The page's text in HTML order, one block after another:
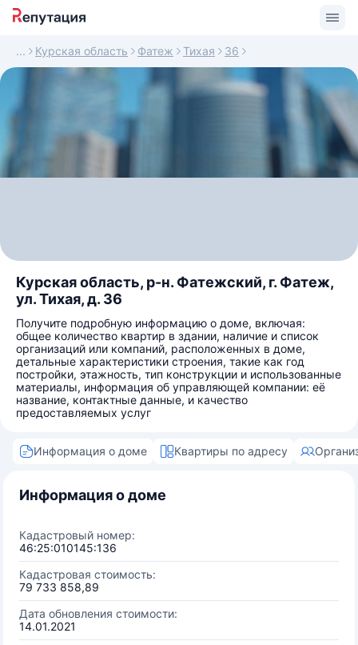
Курская область Фатеж Тихая 36
Курская область, р-н. Фатежский, г. Фатеж,
ул. Тихая, д. 36
Получите подробную информацию о доме, включая:
общее количество квартир в здании, наличие и список
организаций или компаний, расположенных в доме,
детальные характеристики строения, такие как год
постройки, этажность, тип конструкции и использованные
материалы, информация об управляющей компании: её
название, контактные данные, и качество
предоставляемых услуг
Информация о доме Квартиры по адресу
Информация о доме
Кадастровый номер:
46:25:010145:136
Кадастровая стоимость:
79 733 858,89
Дата обновления стоимости:
14.01.2021